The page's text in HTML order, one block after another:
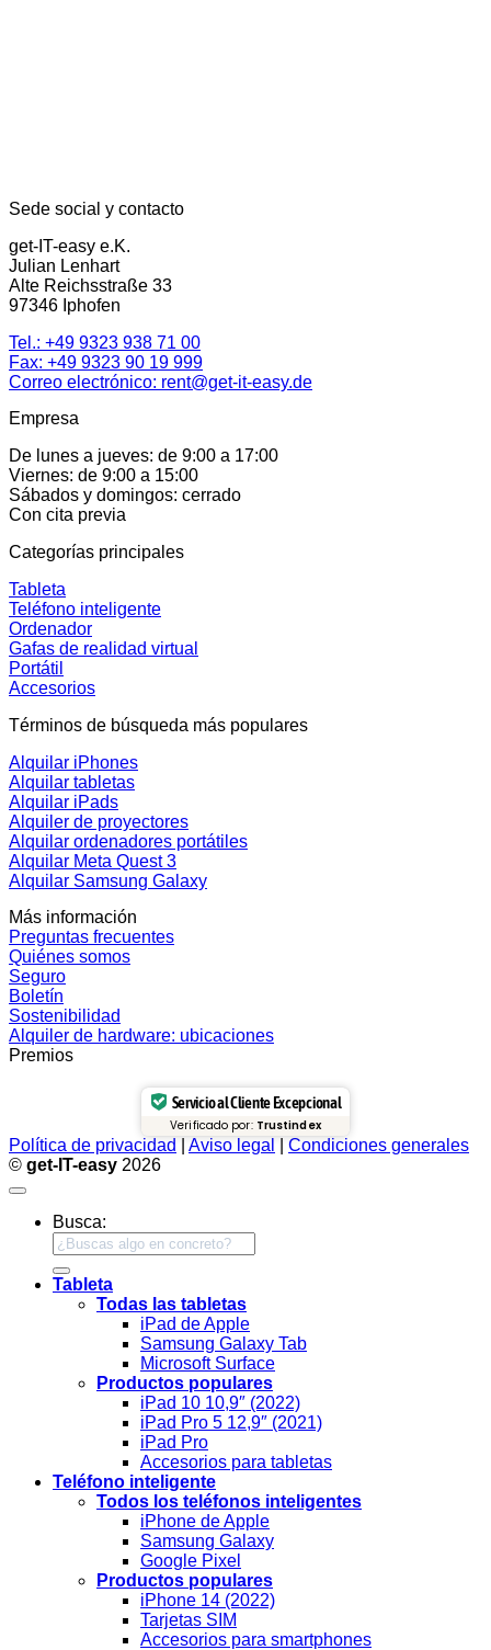
Sede social y contacto
get-IT-easy e.K.
Julian Lenhart
Alte Reichsstraße 33
97346 Iphofen
Tel.: +49 9323 938 71 00
Fax: +49 9323 90 19 999
Correo electrónico: rent@get-it-easy.de
Empresa
De lunes a jueves: de 9:00 a 17:00
Viernes: de 9:00 a 15:00
Sábados y domingos: cerrado
Con cita previa
Categorías principales
Tableta
Teléfono inteligente
Ordenador
Gafas de realidad virtual
Portátil
Accesorios
Términos de búsqueda más populares
Alquilar iPhones
Alquilar tabletas
Alquilar iPads
Alquiler de proyectores
Alquilar ordenadores portátiles
Alquilar Meta Quest 3
Alquilar Samsung Galaxy
Más información
Preguntas frecuentes
Quiénes somos
Seguro
Boletín
Sostenibilidad
Alquiler de hardware: ubicaciones
Premios
Servicio al Cliente Excepcional
Verificado por: Trustindex
Política de privacidad Aviso legal
Condiciones generales
© get-IT-easy 2026
Busca:
Tableta
Todas las tabletas
iPad de Apple
Samsung Galaxy Tab
Microsoft Surface
Productos populares
iPad 10 10,9″ (2022)
iPad Pro 5 12,9″ (2021)
iPad Pro
Accesorios para tabletas
Teléfono inteligente
Todos los teléfonos inteligentes
iPhone de Apple
Samsung Galaxy
Google Pixel
Productos populares
iPhone 14 (2022)
Tarjetas SIM
Accesorios para smartphones